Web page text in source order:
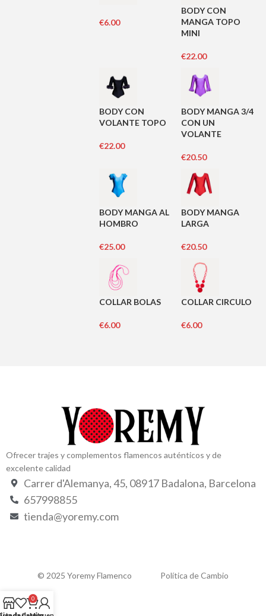
€6.00
BODY CON
MANGA TOPO
MINI
€22.00
BODY CON
VOLANTE TOPO
€22.00
BODY MANGA 3/4
CON UN
VOLANTE
€20.50
BODY MANGA AL
HOMBRO
€25.00
BODY MANGA
LARGA
€20.50
COLLAR BOLAS
€6.00
COLLAR CIRCULO
€6.00
Ofrecer trajes y complementos flamencos auténticos y de
excelente calidad
Carrer d'Alemanya, 45, 08917 Badalona, Barcelona
657998855
tienda@yoremy.com
© 2025 Yoremy Flamenco Política de Cambio
0